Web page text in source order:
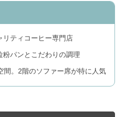
リティコーヒー専門店
パンとこだわりの調理
間。2階のソファー席が特に人気